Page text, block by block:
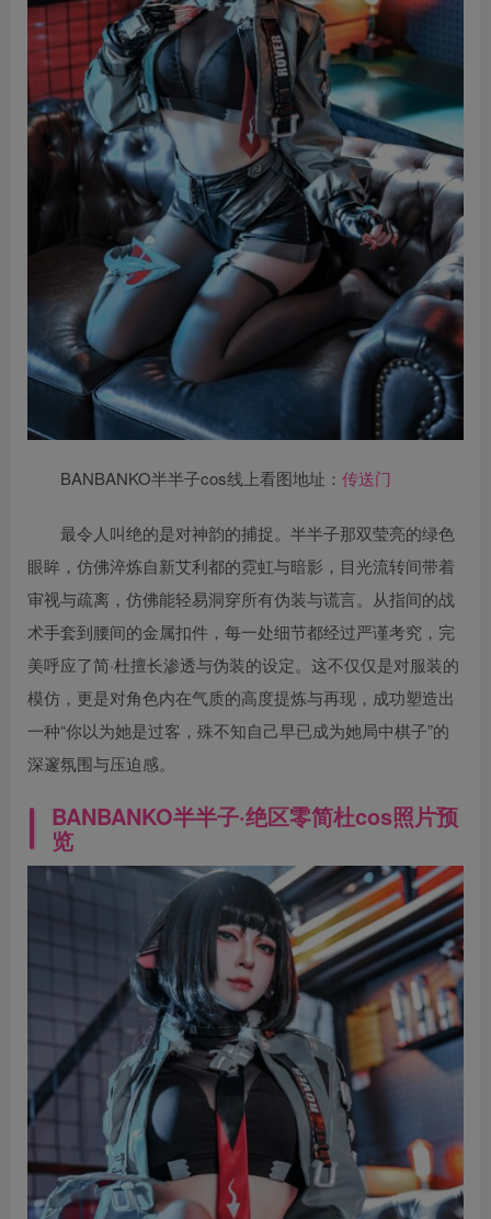
BANBANKO半半子cos线上看图地址： 传送门
最令人叫绝的是对神韵的捕捉。半半子那双莹亮的绿色
眼眸，仿佛淬炼自新艾利都的霓虹与暗影，目光流转间带着
审视与疏离，仿佛能轻易洞穿所有伪装与谎言。从指间的战
术手套到腰间的金属扣件，每一处细节都经过严谨考究，完
美呼应了简·杜擅长渗透与伪装的设定。这不仅仅是对服装的
模仿，更是对角色内在气质的高度提炼与再现，成功塑造出
一种“你以为她是过客，殊不知自己早已成为她局中棋子”的
深邃氛围与压迫感。
BANBANKO半半子·绝区零简杜cos照片预
览